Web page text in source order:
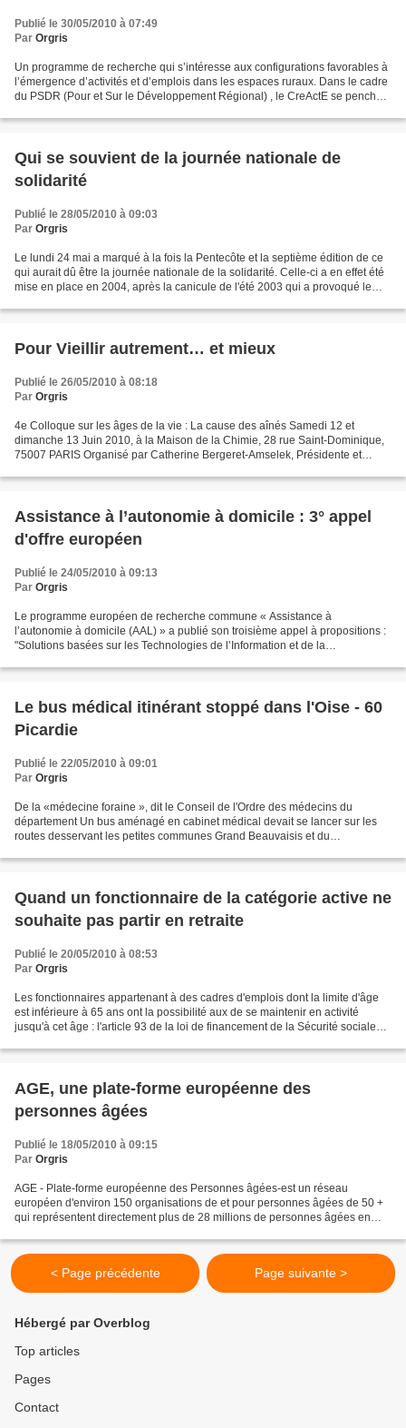
Publié le 30/05/2010 à 07:49
Par Orgris
Un programme de recherche qui s’intéresse aux configurations favorables à
l’émergence d’activités et d’emplois dans les espaces ruraux. Dans le cadre
du PSDR (Pour et Sur le Développement Régional) , le CreActE se penche
Qui se souvient de la journée nationale de
solidarité
Publié le 28/05/2010 à 09:03
Par Orgris
Le lundi 24 mai a marqué à la fois la Pentecôte et la septième édition de ce
qui aurait dû être la journée nationale de la solidarité. Celle-ci a en effet été
mise en place en 2004, après la canicule de l'été 2003 qui a provoqué le
Pour Vieillir autrement… et mieux
Publié le 26/05/2010 à 08:18
Par Orgris
4e Colloque sur les âges de la vie : La cause des aînés Samedi 12 et
dimanche 13 Juin 2010, à la Maison de la Chimie, 28 rue Saint-Dominique,
75007 PARIS Organisé par Catherine Bergeret-Amselek, Présidente et
Assistance à l’autonomie à domicile : 3° appel
d'offre européen
Publié le 24/05/2010 à 09:13
Par Orgris
Le programme européen de recherche commune « Assistance à
l’autonomie à domicile (AAL) » a publié son troisième appel à propositions :
"Solutions basées sur les Technologies de l’Information et de la
Le bus médical itinérant stoppé dans l'Oise - 60
Picardie
Publié le 22/05/2010 à 09:01
Par Orgris
De la «médecine foraine », dit le Conseil de l'Ordre des médecins du
département Un bus aménagé en cabinet médical devait se lancer sur les
routes desservant les petites communes Grand Beauvaisis et du
Quand un fonctionnaire de la catégorie active ne
souhaite pas partir en retraite
Publié le 20/05/2010 à 08:53
Par Orgris
Les fonctionnaires appartenant à des cadres d'emplois dont la limite d'âge
est inférieure à 65 ans ont la possibilité aux de se maintenir en activité
jusqu'à cet âge : l'article 93 de la loi de financement de la Sécurité sociale
AGE, une plate-forme européenne des
personnes âgées
Publié le 18/05/2010 à 09:15
Par Orgris
AGE - Plate-forme européenne des Personnes âgées-est un réseau
européen d'environ 150 organisations de et pour personnes âgées de 50 +
qui représentent directement plus de 28 millions de personnes âgées en
< Page précédente Page suivante >
Hébergé par Overblog
Top articles
Pages
Contact